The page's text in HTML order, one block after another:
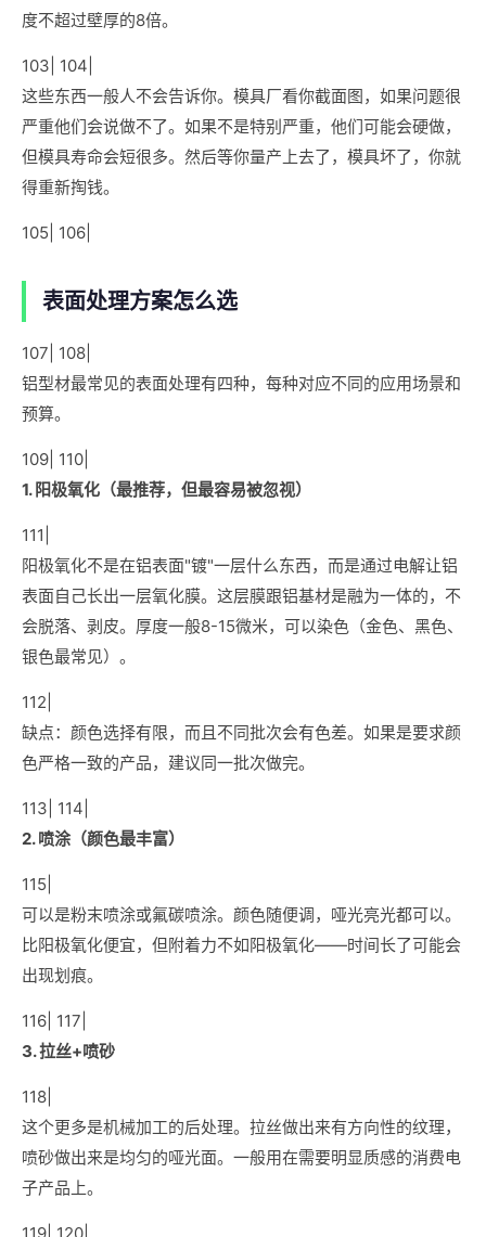
度不超过壁厚的8倍。
103| 104|
这些东西一般人不会告诉你。模具厂看你截面图，如果问题很
严重他们会说做不了。如果不是特别严重，他们可能会硬做，
但模具寿命会短很多。然后等你量产上去了，模具坏了，你就
得重新掏钱。
105| 106|
表面处理方案怎么选
107| 108|
铝型材最常见的表面处理有四种，每种对应不同的应用场景和
预算。
109| 110|
1. 阳极氧化（最推荐，但最容易被忽视）
111|
阳极氧化不是在铝表面"镀"一层什么东西，而是通过电解让铝
表面自己长出一层氧化膜。这层膜跟铝基材是融为一体的，不
会脱落、剥皮。厚度一般8-15微米，可以染色（金色、黑色、
银色最常见）。
112|
缺点：颜色选择有限，而且不同批次会有色差。如果是要求颜
色严格一致的产品，建议同一批次做完。
113| 114|
2. 喷涂（颜色最丰富）
115|
可以是粉末喷涂或氟碳喷涂。颜色随便调，哑光亮光都可以。
比阳极氧化便宜，但附着力不如阳极氧化——时间长了可能会
出现划痕。
116| 117|
3. 拉丝+喷砂
118|
这个更多是机械加工的后处理。拉丝做出来有方向性的纹理，
喷砂做出来是均匀的哑光面。一般用在需要明显质感的消费电
子产品上。